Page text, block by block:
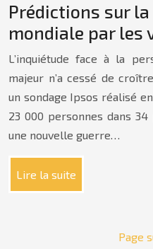
Prédictions sur
mondiale par les
L’inquiétude face à la
majeur n’a cessé de
un sondage Ipsos réalisé
23 000 personnes dans
une nouvelle guerre…
Lire la suite
Page